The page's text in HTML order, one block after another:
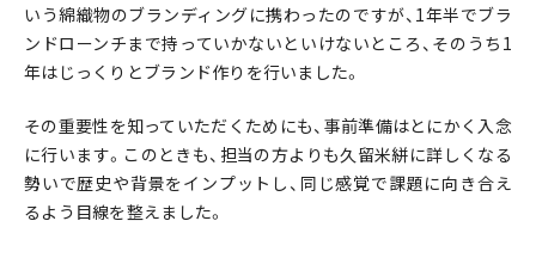
いう綿織物のブランディングに携わったのですが、1年半でブラ
ンドローンチまで持っていかないといけないところ、そのうち1
年はじっくりとブランド作りを行いました。
その重要性を知っていただくためにも、事前準備はとにかく入念
に行います。このときも、担当の方よりも久留米絣に詳しくなる
勢いで歴史や背景をインプットし、同じ感覚で課題に向き合え
るよう目線を整えました。